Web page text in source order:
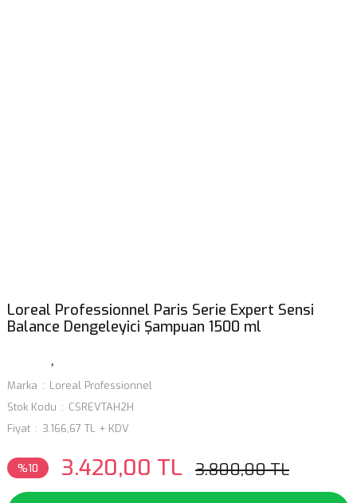
Loreal Professionnel Paris Serie Expert Sensi
Balance Dengeleyici Şampuan 1500 ml
Marka
Loreal Professionnel
Stok Kodu
CSREVTAH2H
Fiyat
3.166,67 TL + KDV
%10 3.420,00 TL 3.800,00 TL